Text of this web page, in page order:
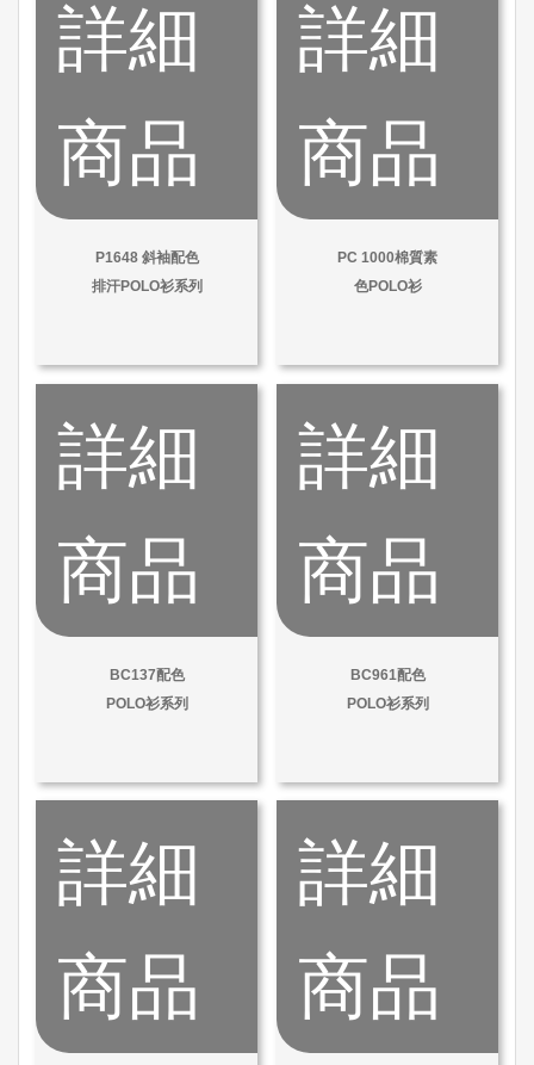
詳細
商品
P1648 斜袖配色
排汗POLO衫系列
詳細
商品
PC 1000棉質素
色POLO衫
詳細
商品
BC137配色
POLO衫系列
詳細
商品
BC961配色
POLO衫系列
詳細
商品
詳細
商品